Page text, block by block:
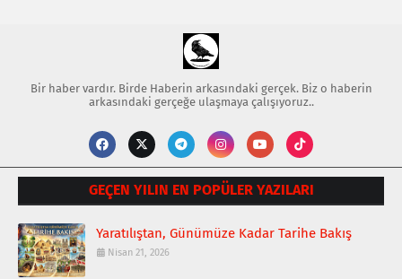
Bir haber vardır. Birde Haberin arkasındaki gerçek. Biz o haberin
arkasındaki gerçeğe ulaşmaya çalışıyoruz..
GEÇEN YILIN EN POPÜLER YAZILARI
Yaratılıştan, Günümüze Kadar Tarihe Bakış
Nisan 21, 2026